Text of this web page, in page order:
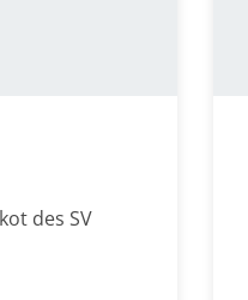
des SV